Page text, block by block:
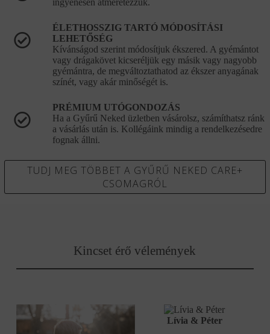
ÉLETHOSSZIG TARTÓ MÓDOSÍTÁSI
LEHETŐSÉG
Kívánságod szerint módosítjuk ékszered. A gyémántot
vagy drágakövet kicseréljük egy másik vagy nagyobb
gyémántra, de megváltoztathatod az ékszer anyagának
színét, vagy akár minőségét is.
PRÉMIUM UTÓGONDOZÁS
Ha a Gyűrű Neked üzletben vásárolsz, számíthatsz ránk
a vásárlás után is. Kollégáink mindig a rendelkezésedre
fognak állni.
TUDJ MEG TÖBBET A GYŰRŰ NEKED CARE+
CSOMAGRÓL
Kincset érő vélemények
Lívia & Péter